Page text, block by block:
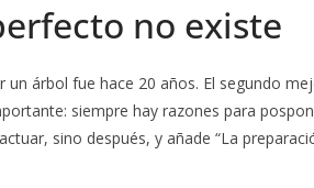
no existe
árbol fue hace 20 años. El segundo
siempre hay razones para
sino después, y añade “La